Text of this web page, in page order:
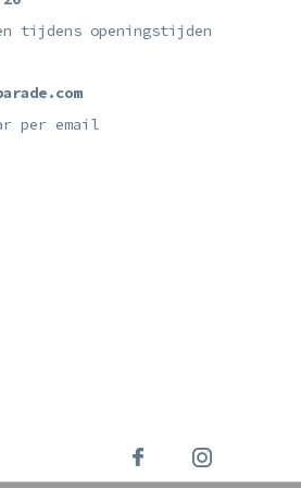
tijdens openingstijden
per email